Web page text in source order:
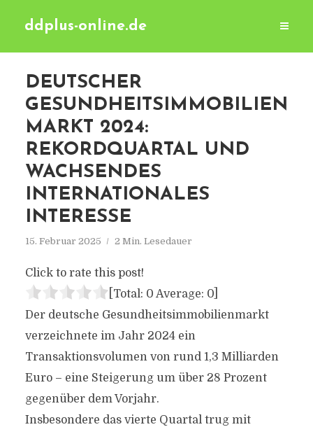
ddplus-online.de
DEUTSCHER
GESUNDHEITSIMMOBILIEN
MARKT 2024:
REKORDQUARTAL UND
WACHSENDES
INTERNATIONALES
INTERESSE
15. Februar 2025 2 Min. Lesedauer
Click to rate this post!
[Total: 0 Average: 0]
Der deutsche Gesundheitsimmobilienmarkt
verzeichnete im Jahr 2024 ein
Transaktionsvolumen von rund 1,3 Milliarden
Euro – eine Steigerung um über 28 Prozent
gegenüber dem Vorjahr.
Insbesondere das vierte Quartal trug mit